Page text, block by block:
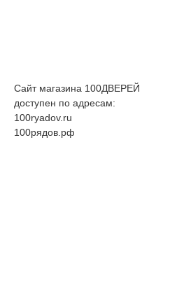
Сайт магазина 100ДВЕРЕЙ
доступен по адресам:
100ryadov.ru
100рядов.рф